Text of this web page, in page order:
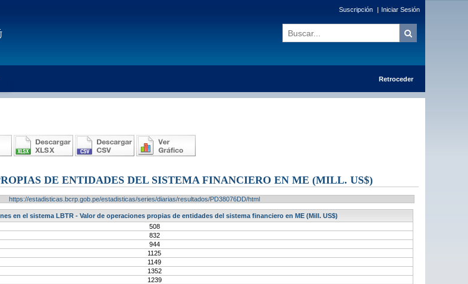
Suscripción | Iniciar Sesión
Retroceder
DE ENTIDADES DEL SISTEMA FINANCIERO EN ME (MILL. US$)
https://estadisticas.bcrp.gob.pe/estadisticas/series/diarias/resultados/PD38076DD/html
en el sistema LBTR - Valor de operaciones propias de entidades del sistema financiero en ME (Mill. US$)
508
832
944
1125
1149
1352
1239